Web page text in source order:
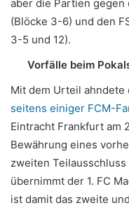
aber die Partien gegen
(Blöcke 3-6) und den
3-5 und 12).
Vorfälle beim
Mit dem Urteil ahndete
seitens einiger FCM-
Eintracht Frankfurt am
Bewährung eines
zweiten
übernimmt der 1. FC
ist damit das zweite